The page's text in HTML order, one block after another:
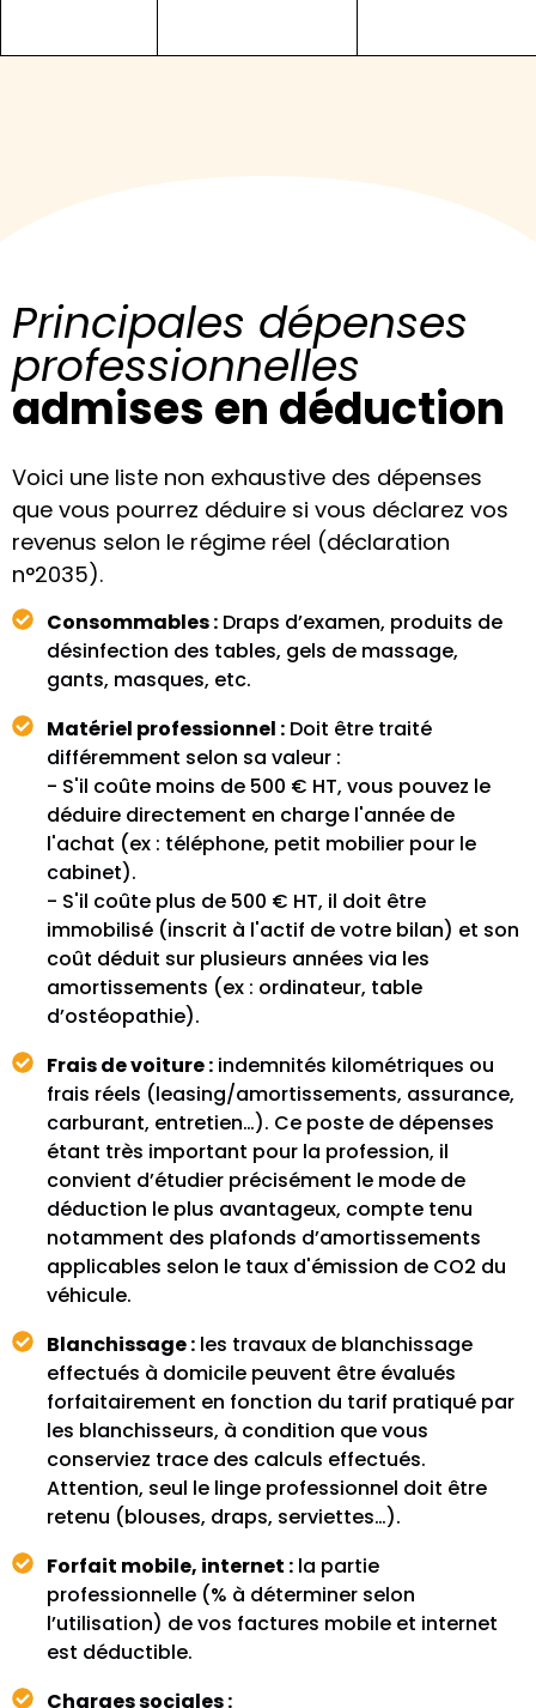
Principales dépenses
professionnelles
admises en déduction
Voici une liste non exhaustive des dépenses
que vous pourrez déduire si vous déclarez vos
revenus selon le régime réel (déclaration
n°2035).
Consommables :Draps d’examen, produits de
désinfection des tables, gels de massage,
gants, masques, etc.
Matériel professionnel :Doit être traité
différemment selon sa valeur :
- S'il coûte moins de 500 € HT, vous pouvez le
déduire directement en charge l'année de
l'achat (ex : téléphone, petit mobilier pour le
cabinet).
- S'il coûte plus de 500 € HT, il doit être
immobilisé (inscrit à l'actif de votre bilan) et son
coût déduit sur plusieurs années via les
amortissements (ex : ordinateur, table
d’ostéopathie).
Frais de voiture :indemnités kilométriques ou
frais réels (leasing/amortissements, assurance,
carburant, entretien…). Ce poste de dépenses
étant très important pour la profession, il
convient d’étudier précisément le mode de
déduction le plus avantageux, compte tenu
notamment des plafonds d’amortissements
applicables selon le taux d'émission de CO2 du
véhicule.
Blanchissage :les travaux de blanchissage
effectués à domicile peuvent être évalués
forfaitairement en fonction du tarif pratiqué par
les blanchisseurs, à condition que vous
conserviez trace des calculs effectués.
Attention, seul le linge professionnel doit être
retenu (blouses, draps, serviettes…).
Forfait mobile, internet :la partie
professionnelle (% à déterminer selon
l’utilisation) de vos factures mobile et internet
est déductible.
Charges sociales :